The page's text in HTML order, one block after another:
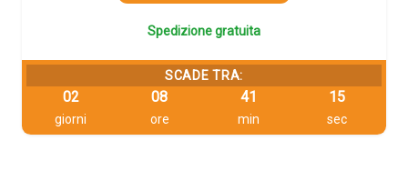
Spedizione gratuita
SCADE TRA:
02
giorni
08
ore
41
min
14
sec